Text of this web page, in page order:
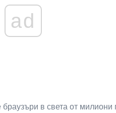
ad
в света от милиони